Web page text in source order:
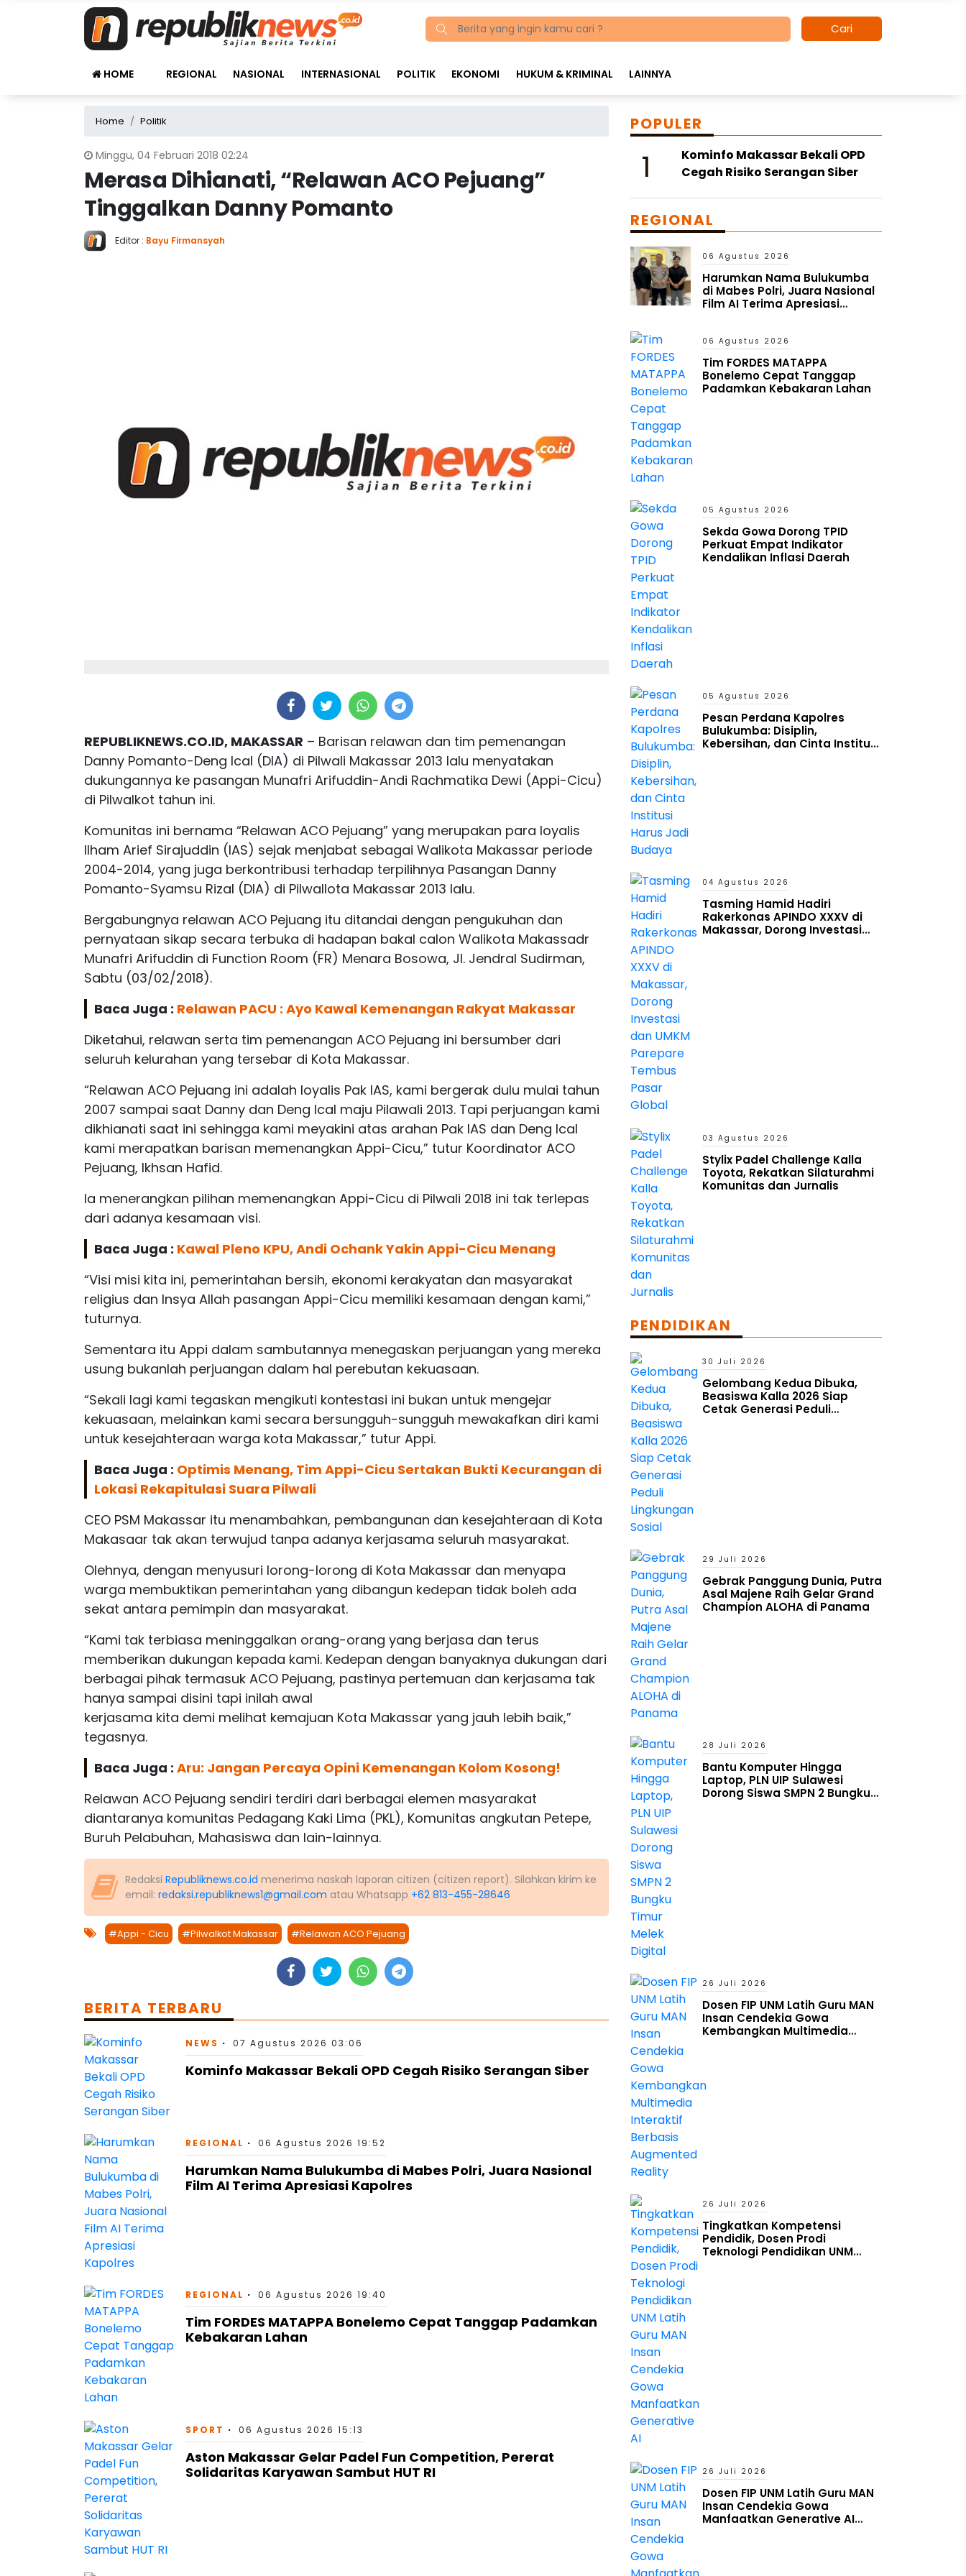
Cari
HOME REGIONAL NASIONAL INTERNASIONAL POLITIK EKONOMI HUKUM & KRIMINAL LAINNYA
Home Politik
Minggu, 04 Februari 2018 02:24
Merasa Dihianati, “Relawan ACO Pejuang”
Tinggalkan Danny Pomanto
Editor : Bayu Firmansyah
REPUBLIKNEWS.CO.ID, MAKASSAR – Barisan relawan dan tim pemenangan
Danny Pomanto-Deng Ical (DIA) di Pilwali Makassar 2013 lalu menyatakan
dukungannya ke pasangan Munafri Arifuddin-Andi Rachmatika Dewi (Appi-Cicu)
di Pilwalkot tahun ini.
Komunitas ini bernama “Relawan ACO Pejuang” yang merupakan para loyalis
Ilham Arief Sirajuddin (IAS) sejak menjabat sebagai Walikota Makassar periode
2004-2014, yang juga berkontribusi terhadap terpilihnya Pasangan Danny
Pomanto-Syamsu Rizal (DIA) di Pilwallota Makassar 2013 lalu.
Bergabungnya relawan ACO Pejuang itu ditandai dengan pengukuhan dan
pernyataan sikap secara terbuka di hadapan bakal calon Walikota Makassadr
Munafri Arifuddin di Function Room (FR) Menara Bosowa, Jl. Jendral Sudirman,
Sabtu (03/02/2018).
Baca Juga : Relawan PACU : Ayo Kawal Kemenangan Rakyat Makassar
Diketahui, relawan serta tim pemenangan ACO Pejuang ini bersumber dari
seluruh kelurahan yang tersebar di Kota Makassar.
“Relawan ACO Pejuang ini adalah loyalis Pak IAS, kami bergerak dulu mulai tahun
2007 sampai saat Danny dan Deng Ical maju Pilawali 2013. Tapi perjuangan kami
dikhianati saat ini sehingga kami meyakini atas arahan Pak IAS dan Deng Ical
kami merapatkan barisan memenangkan Appi-Cicu,” tutur Koordinator ACO
Pejuang, Ikhsan Hafid.
Ia menerangkan pilihan memenangkan Appi-Cicu di Pilwali 2018 ini tak terlepas
dari adanya kesamaan visi.
Baca Juga : Kawal Pleno KPU, Andi Ochank Yakin Appi-Cicu Menang
“Visi misi kita ini, pemerintahan bersih, ekonomi kerakyatan dan masyarakat
religius dan Insya Allah pasangan Appi-Cicu memiliki kesamaan dengan kami,”
tuturnya.
Sementara itu Appi dalam sambutannya menegaskan perjuangan yang mereka
usung bukanlah perjuangan dalam hal perebutan kekuasaan.
“Sekali lagi kami tegaskan mengikuti kontestasi ini bukan untuk mengejar
kekuasaan, melainkan kami secara bersungguh-sungguh mewakafkan diri kami
untuk kesejahteraan warga kota Makassar,” tutur Appi.
Baca Juga : Optimis Menang, Tim Appi-Cicu Sertakan Bukti Kecurangan di
Lokasi Rekapitulasi Suara Pilwali
CEO PSM Makassar itu menambahkan, pembangunan dan kesejahteraan di Kota
Makasaar tak akan terwujud tanpa adanya kerjasama seluruh masyarakat.
Olehnya, dengan menyusuri lorong-lorong di Kota Makassar dan menyapa
warga membuktikan pemerintahan yang dibangun kedepan tidak boleh ada
sekat antara pemimpin dan masyarakat.
“Kami tak terbiasa meninggalkan orang-orang yang berjasa dan terus
memberikan dukungan kepada kami. Kedepan dengan banyaknya dukungan dari
berbagai pihak termasuk ACO Pejuang, pastinya pertemuan dan kerjasama tak
hanya sampai disini tapi inilah awal
kerjasama kita demi melihat kemajuan Kota Makassar yang jauh lebih baik,”
tegasnya.
Baca Juga : Aru: Jangan Percaya Opini Kemenangan Kolom Kosong!
Relawan ACO Pejuang sendiri terdiri dari berbagai elemen masyarakat
diantaranya komunitas Pedagang Kaki Lima (PKL), Komunitas angkutan Petepe,
Buruh Pelabuhan, Mahasiswa dan lain-lainnya.
Redaksi Republiknews.co.id menerima naskah laporan citizen (citizen report). Silahkan kirim ke
email: redaksi.republiknews1@gmail.com atau Whatsapp +62 813-455-28646
#Appi - Cicu #Pilwalkot Makassar #Relawan ACO Pejuang
BERITA TERBARU
NEWS 07 Agustus 2026 03:06
Kominfo Makassar Bekali OPD Cegah Risiko Serangan Siber
REGIONAL 06 Agustus 2026 19:52
Harumkan Nama Bulukumba di Mabes Polri, Juara Nasional
Film AI Terima Apresiasi Kapolres
REGIONAL 06 Agustus 2026 19:40
Tim FORDES MATAPPA Bonelemo Cepat Tanggap Padamkan
Kebakaran Lahan
SPORT 06 Agustus 2026 15:13
Aston Makassar Gelar Padel Fun Competition, Pererat
Solidaritas Karyawan Sambut HUT RI
POPULER
1
Kominfo Makassar Bekali OPD
Cegah Risiko Serangan Siber
REGIONAL
06 Agustus 2026
Harumkan Nama Bulukumba
di Mabes Polri, Juara Nasional
Film AI Terima Apresiasi
06 Agustus 2026
Tim FORDES MATAPPA
Bonelemo Cepat Tanggap
Padamkan Kebakaran Lahan
05 Agustus 2026
Sekda Gowa Dorong TPID
Perkuat Empat Indikator
Kendalikan Inflasi Daerah
05 Agustus 2026
Pesan Perdana Kapolres
Bulukumba: Disiplin,
Kebersihan, dan Cinta Institusi
04 Agustus 2026
Tasming Hamid Hadiri
Rakerkonas APINDO XXXV di
Makassar, Dorong Investasi
03 Agustus 2026
Stylix Padel Challenge Kalla
Toyota, Rekatkan Silaturahmi
Komunitas dan Jurnalis
PENDIDIKAN
30 Juli 2026
Gelombang Kedua Dibuka,
Beasiswa Kalla 2026 Siap
Cetak Generasi Peduli
29 Juli 2026
Gebrak Panggung Dunia, Putra
Asal Majene Raih Gelar Grand
Champion ALOHA di Panama
28 Juli 2026
Bantu Komputer Hingga
Laptop, PLN UIP Sulawesi
Dorong Siswa SMPN 2 Bungku
26 Juli 2026
Dosen FIP UNM Latih Guru MAN
Insan Cendekia Gowa
Kembangkan Multimedia
26 Juli 2026
Tingkatkan Kompetensi
Pendidik, Dosen Prodi
Teknologi Pendidikan UNM
26 Juli 2026
Dosen FIP UNM Latih Guru MAN
Insan Cendekia Gowa
Manfaatkan Generative AI